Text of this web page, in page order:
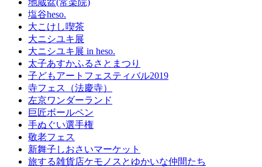
塩谷heso.
大こけし喫茶
大ニシユキ展
大ニシユキ展 in heso.
太子あすかふるさとまつり
子どもアートフェスティバル2019
寺フェス（法慶寺）
左京ワンダーランド
巨匠ボールペン
手ぬぐい選手権
敬老フェス
新舞子しおさいマーケット
旅する雑貨店ケモノスとゆかいな仲間たち